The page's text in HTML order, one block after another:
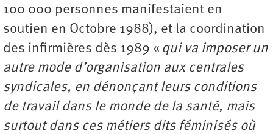
100 000 personnes manifestaient en
soutien en Octobre 1988), et la coordination
des infirmières dès 1989 « qui va imposer un
autre mode d’organisation aux centrales
syndicales, en dénonçant leurs conditions
de travail dans le monde de la santé, mais
surtout dans ces métiers dits féminisés où